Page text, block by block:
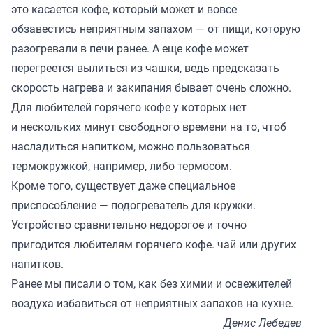
это касается кофе, который может и вовсе
обзавестись неприятным запахом — от пищи, которую
разогревали в печи ранее. А еще кофе может
перегреется вылиться из чашки, ведь предсказать
скорость нагрева и закипания бывает очень сложно.
Для любителей горячего кофе у которых нет
и нескольких минут свободного времени на то, чтоб
насладиться напитком, можно пользоваться
термокружкой, например, либо термосом.
Кроме того, существует даже специальное
приспособление — подогреватель для кружки.
Устройство сравнительно недорогое и точно
пригодится любителям горячего кофе. чай или других
напитков.
Ранее мы писали о том, как без химии и освежителей
воздуха избавиться от неприятных запахов на кухне.
Денис Лебедев